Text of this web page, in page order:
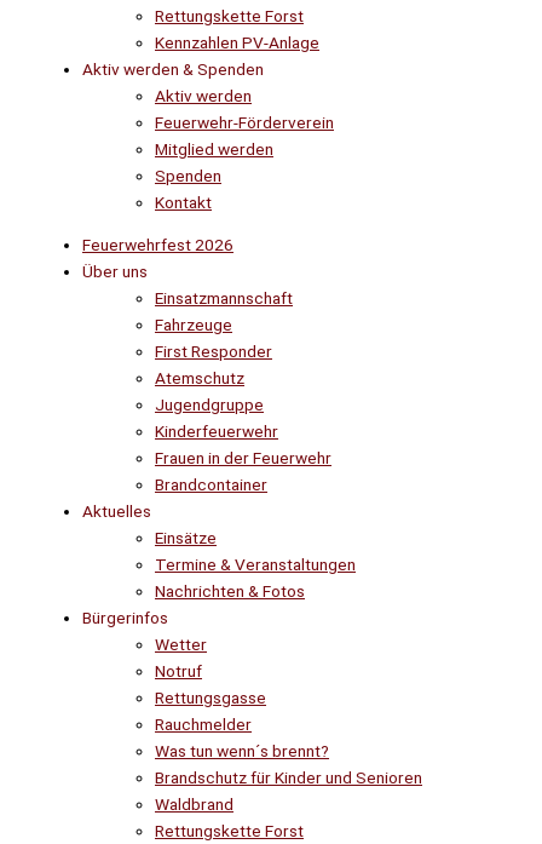
Rettungskette Forst
Kennzahlen PV-Anlage
Aktiv werden & Spenden
Aktiv werden
Feuerwehr-Förderverein
Mitglied werden
Spenden
Kontakt
Feuerwehrfest 2026
Über uns
Einsatzmannschaft
Fahrzeuge
First Responder
Atemschutz
Jugendgruppe
Kinderfeuerwehr
Frauen in der Feuerwehr
Brandcontainer
Aktuelles
Einsätze
Termine & Veranstaltungen
Nachrichten & Fotos
Bürgerinfos
Wetter
Notruf
Rettungsgasse
Rauchmelder
Was tun wenn´s brennt?
Brandschutz für Kinder und Senioren
Waldbrand
Rettungskette Forst